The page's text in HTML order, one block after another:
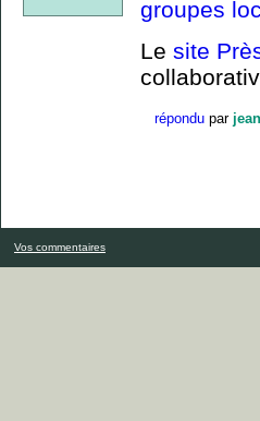
groupes
Le site
répondu par
Vos commentaires